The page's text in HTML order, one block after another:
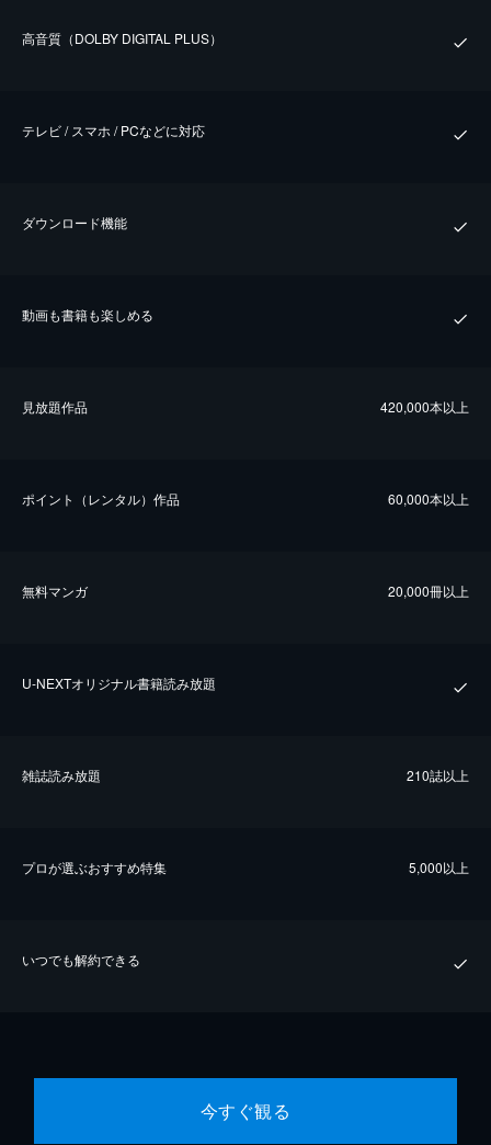
⾼⾳質（DOLBY DIGITAL PLUS）
テレビ / スマホ / PCなどに対応
ダウンロード機能
動画も書籍も楽しめる
⾒放題作品 420,000本以上
ポイント（レンタル）作品 60,000本以上
無料マンガ 20,000冊以上
U-NEXTオリジナル書籍読み放題
雑誌読み放題 210誌以上
プロが選ぶおすすめ特集 5,000以上
いつでも解約できる
今すぐ観る